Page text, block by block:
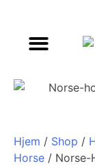
Hjem / Shop /
Horse / Norse-